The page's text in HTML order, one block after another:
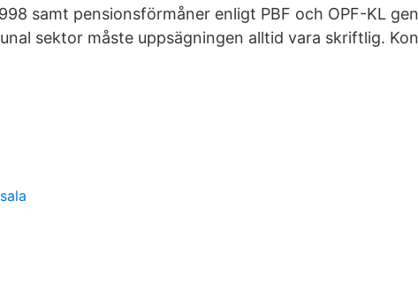
samt pensionsförmåner enligt PBF och OPF-KL
sektor måste uppsägningen alltid vara skriftlig.